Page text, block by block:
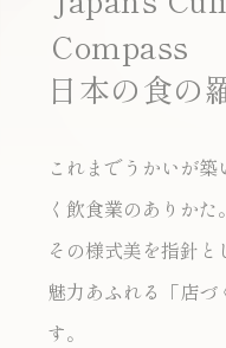
Compass
日本の食の
これまでうかいが
く飲食業のありかた。
その様式美を指針と
魅力あふれる「店づ
す。